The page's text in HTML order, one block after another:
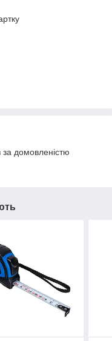
домовленістю